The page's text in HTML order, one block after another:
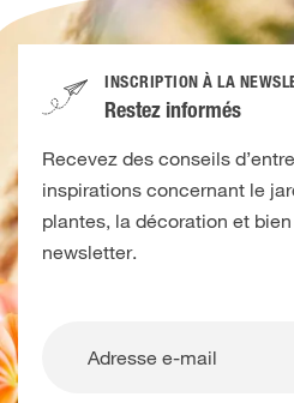
INSCRIPTION À LA
Restez informés
Recevez des conseils
inspirations concernant le
plantes, la décoration et
newsletter.